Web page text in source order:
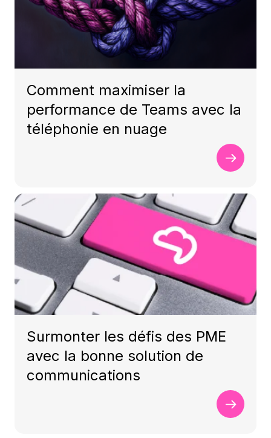
Comment maximiser la
performance de Teams avec la
téléphonie en nuage
Surmonter les défis des PME
avec la bonne solution de
communications